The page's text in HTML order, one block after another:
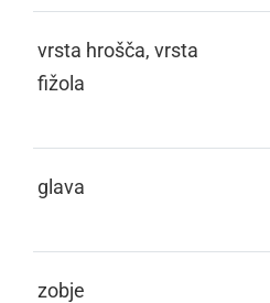
vrsta hrošča, vrsta
fižola
glava
zobje